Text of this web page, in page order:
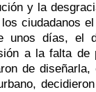
y la
ciudadanos
unos días, el
a la falta de
de